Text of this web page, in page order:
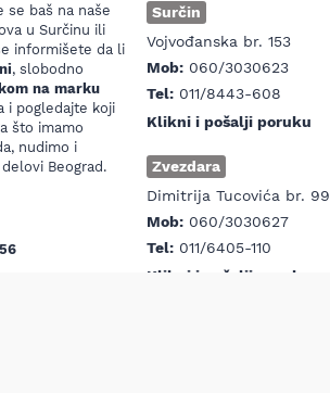
se baš na naše
u Surčinu ili
informišete da li
, slobodno
na marku
i pogledajte koji
što imamo
nudimo i
Beograd.
Surčin
Vojvođanska br. 153
Mob: 060/3030623
Tel: 011/8443-608
Klikni i pošalji poruku
Zvezdara
Dimitrija Tucovića br. 99
Mob: 060/3030627
Tel: 011/6405-110
Klikni i pošalji poruku